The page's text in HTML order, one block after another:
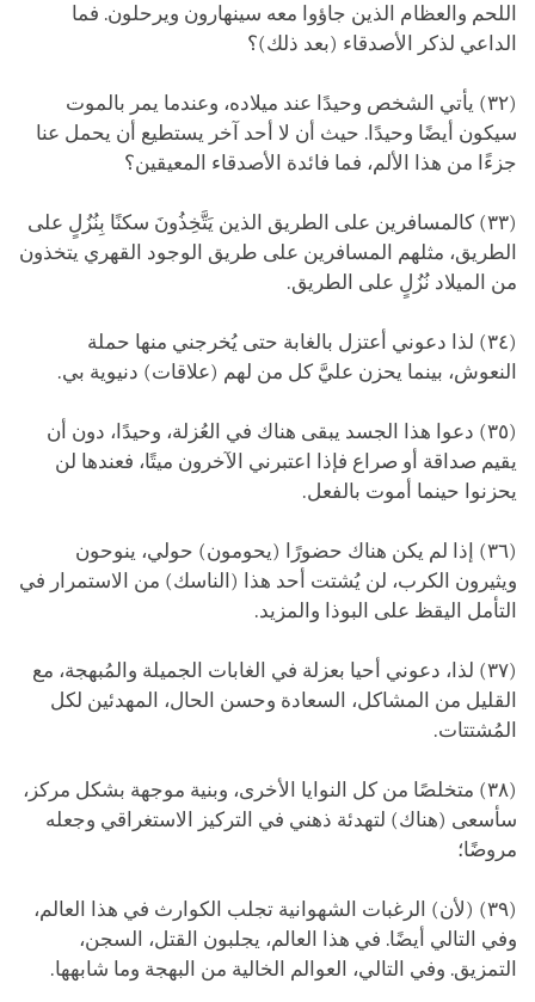
اللحم والعظام الذين جاؤوا معه سينهارون ويرحلون. فما
الداعي لذكر الأصدقاء (بعد ذلك)؟
(٣٢) يأتي الشخص وحيدًا عند ميلاده، وعندما يمر بالموت
سيكون أيضًا وحيدًا. حيث أن لا أحد آخر يستطيع أن يحمل عنا
جزءًا من هذا الألم، فما فائدة الأصدقاء المعيقين؟
(٣٣) كالمسافرين على الطريق الذين يَتَّخِذُونَ سكنًا بِنُزُلٍ على
الطريق، مثلهم المسافرين على طريق الوجود القهري يتخذون
من الميلاد نُزُلٍ على الطريق.
(٣٤) لذا دعوني أعتزل بالغابة حتى يُخرجني منها حملة
النعوش، بينما يحزن عليَّ كل من لهم (علاقات) دنيوية بي.
(٣٥) دعوا هذا الجسد يبقى هناك في العُزلة، وحيدًا، دون أن
يقيم صداقة أو صراع فإذا اعتبرني الآخرون ميتًا، فعندها لن
يحزنوا حينما أموت بالفعل.
(٣٦) إذا لم يكن هناك حضورًا (يحومون) حولي، ينوحون
ويثيرون الكرب، لن يُشتت أحد هذا (الناسك) من الاستمرار في
التأمل اليقظ على البوذا والمزيد.
(٣٧) لذا، دعوني أحيا بعزلة في الغابات الجميلة والمُبهجة، مع
القليل من المشاكل، السعادة وحسن الحال، المهدئين لكل
المُشتتات.
(٣٨) متخلصًا من كل النوايا الأخرى، وبنية موجهة بشكل مركز،
سأسعى (هناك) لتهدئة ذهني في التركيز الاستغراقي وجعله
مروضًا؛
(٣٩) (لأن) الرغبات الشهوانية تجلب الكوارث في هذا العالم،
وفي التالي أيضًا. في هذا العالم، يجلبون القتل، السجن،
التمزيق. وفي التالي، العوالم الخالية من البهجة وما شابهها.